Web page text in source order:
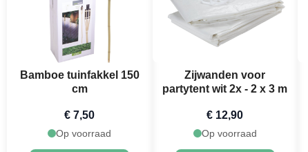
Bamboe tuinfakkel 150
cm
€ 7,50
Op voorraad
Zijwanden voor
partytent wit 2x - 2 x 3 m
€ 12,90
Op voorraad